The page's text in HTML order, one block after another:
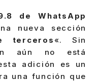
de WhatsApp
nueva sección
terceros «. Sin
aún no está
adición es un
una función que